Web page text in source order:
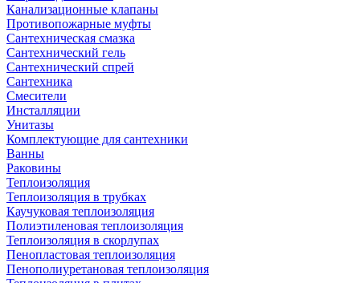
Канализационные клапаны
Противопожарные муфты
Сантехническая смазка
Сантехнический гель
Сантехнический спрей
Сантехника
Смесители
Инсталляции
Унитазы
Комплектующие для сантехники
Ванны
Раковины
Теплоизоляция
Теплоизоляция в трубках
Каучуковая теплоизоляция
Полиэтиленовая теплоизоляция
Теплоизоляция в скорлупах
Пенопластовая теплоизоляция
Пенополиуретановая теплоизоляция